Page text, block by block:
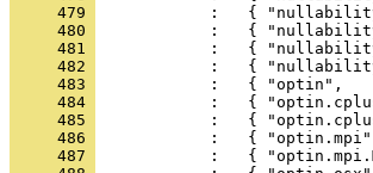
     479
     480
     481
     482
     483
     484
     485
     486
     487